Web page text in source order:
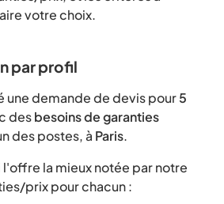
votre choix.
par profil
une demande de devis pour5
desbesoins de garanties
des postes, à Paris.
l'offre la mieux notée par notre
prix pour chacun :